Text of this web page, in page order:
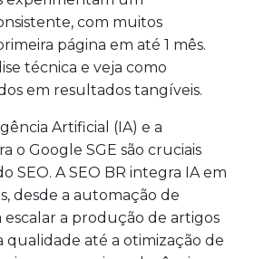
com muitos
página em até 1 mês.
técnica e veja como
em resultados tangíveis.
Artificial (IA) e a
o Google SGE são cruciais
SEO. A SEO BR integra IA em
desde a automação de
a produção de artigos
qualidade até a otimização de